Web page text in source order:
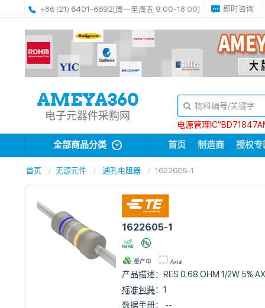
+86 (21) 6401-6692[周一至周五 9:00-18:00] 即时咨询
电子元器件采购网
电源管理
全部商品分类 首页 制造商 授权专
首页 无源元件 通孔电阻器 1622605-1
1622605-1
量产中 Axial
产品描述：
RES 0.68 OHM 1/2W 5%
标准包装：1
数据手册： --